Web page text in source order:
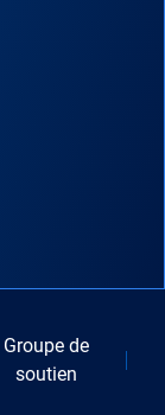
Groupe de
soutien